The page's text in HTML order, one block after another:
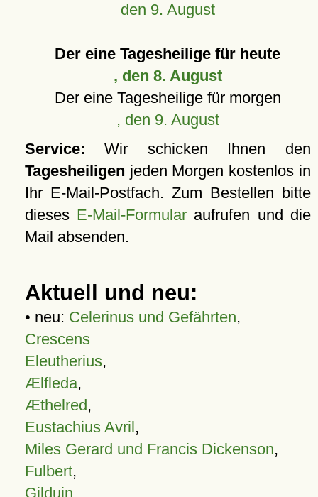
den 9. August
Der eine Tagesheilige für heute
, den 8. August
Der eine Tagesheilige für morgen
, den 9. August
Service: Wir schicken Ihnen den
Tagesheiligen jeden Morgen kostenlos in
Ihr E-Mail-Postfach. Zum Bestellen bitte
dieses E-Mail-Formular aufrufen und die
Mail absenden.
Aktuell und neu:
• neu: Celerinus und Gefährten,
Crescens
Eleutherius,
Ælfleda,
Æthelred,
Eustachius Avril,
Miles Gerard und Francis Dickenson,
Fulbert,
Gilduin,